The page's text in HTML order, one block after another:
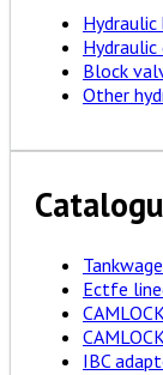
Block
Other
Ectfe
IBC